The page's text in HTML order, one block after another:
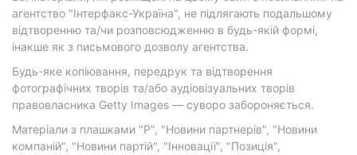
агентство "Інтерфакс-Україна", не підлягають подальшому
відтворенню та/чи розповсюдженню в будь-якій формі,
інакше як з письмового дозволу агентства.
Будь-яке копіювання, передрук та відтворення
фотографічних творів та/або аудіовізуальних творів
правовласника Getty Images — суворо забороняється.
Матеріали з плашками "Р", "Новини партнерів", "Новини
компаній", "Новини партій", "Інновації", "Позиція",